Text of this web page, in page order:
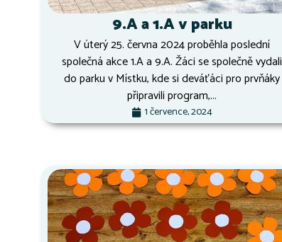
9.A a 1.A v parku
V úterý 25. června 2024 proběhla poslední
společná akce 1.A a 9.A. Žáci se společně vydali
do parku v Místku, kde si deváťáci pro prvňáky
připravili program,...
1 července, 2024